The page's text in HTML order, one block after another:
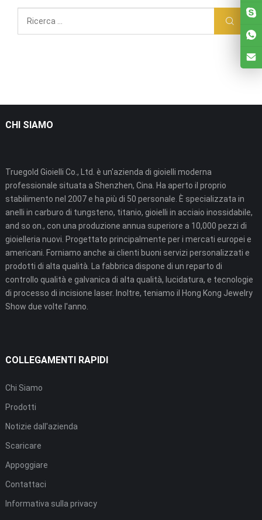
CHI SIAMO
Truegold Gioielli Co., Ltd. è un'azienda di gioielli moderna
professionale situata a Shenzhen, Cina. Ha aperto il proprio
stabilimento nel 2007 e ha più di 50 personale. È specializzata in
anelli in carburo di tungsteno, titanio, gioielli in acciaio inossidabile,
and so on., con una produzione annua superiore a 10,000 pezzi di
gioielleria nuovi. Progettato principalmente per i mercati europei e
americani. Forniamo anche ai clienti buoni servizi personalizzati e
prodotti di alta qualità. La fabbrica dispone di un reparto di
controllo qualità e galvanica di alta qualità, lucidatura, e tecnologie
di processo di incisione laser. Inoltre, teniamo il Hong Kong Jewelry
Show due volte l'anno.
COLLEGAMENTI RAPIDI
Chi Siamo
Prodotti
Notizie dall'azienda
Scaricare
Appoggiare
Contattaci
Informativa sulla privacy